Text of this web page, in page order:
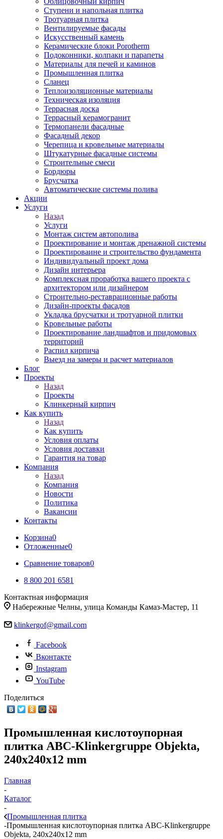
Ступени и напольная плитка
Тротуарная плитка
Вентилируемые фасады
Искусственный камень
Керамические блоки Porotherm
Подоконники, колпаки и парапеты
Материалы для печей и каминов
Промышленная плитка
Сланец
Теплоизоляционные материалы
Техническая изоляция
Террасная доска
Террасный керамогранит
Термопанели фасадные
Фасадный декор
Черепица и кровельные материалы
Штукатурные фасадные системы
Строительные смеси
Бордюры
Брусчатка
Автоматические системы полива
Акции
Услуги
Назад
Услуги
Монтаж систем автополива
Проектирование и монтаж дренажной системы
Проектироваине и строительство фундамента
Индивидуальный проект дома
Дизайн интерьера
Комплексная проработка вашего проекта с
архитектором или дизайнером
Строительно-реставрационные работы
Дизайн-проекты фасадов
Укладка брусчатки и тротуарной плитки
Кровельные работы
Проектирование ландшафтов и придомовых
территорий
Распил кирпича
Выезд на замеры и расчет материалов
Блог
Проекты
Назад
Проекты
Клинкерный кирпич
Как купить
Назад
Как купить
Условия оплаты
Условия доставки
Гарантия на товар
Компания
Назад
Компания
Новости
Политика
Вакансии
Контакты
Корзина0
Отложенные0
Сравнение товаров0
8 800 201 6581
Контактная информация
Набережные Челны, улица Команды Камаз-Мастер, 11
klinkergof@gmail.com
Facebook
Вконтакте
Instagram
YouTube
Поделиться
Промышленная кислотоупорная
плитка ABC-Klinkergruppe Objekta,
240x240x12 mm
Главная
-
Каталог
-
Промышленная плитка
-Промышленная кислотоупорная плитка ABC-Klinkergruppe
Objekta, 240x240x12 mm